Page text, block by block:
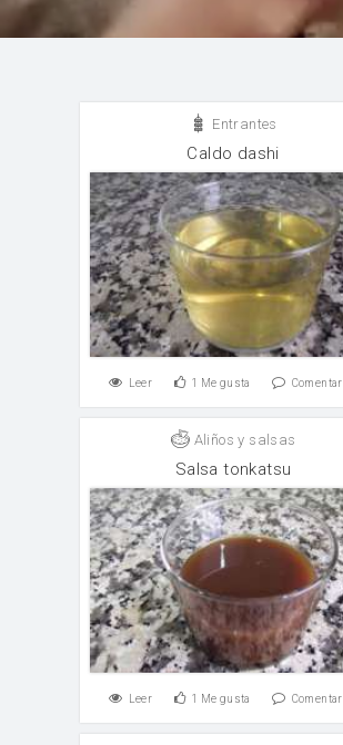
Entrantes
Caldo dashi
Leer 1 Me gusta Comentar
Aliños y salsas
Salsa tonkatsu
Leer 1 Me gusta Comentar